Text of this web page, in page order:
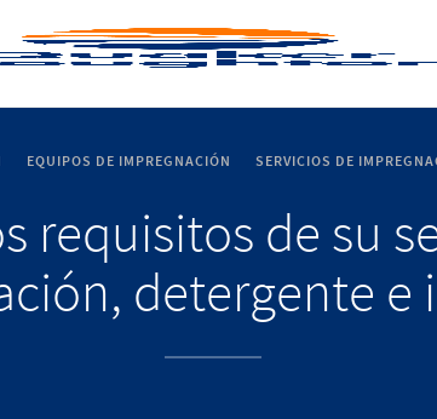
EQUIPOS DE IMPREGNACIÓN SERVICIOS DE
requisitos de su
detergente